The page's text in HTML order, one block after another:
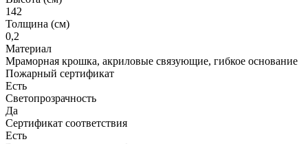
142
Толщина (см)
0,2
Материал
Мраморная крошка, акриловые связующие, гибкое основание
Пожарный сертификат
Есть
Светопрозрачность
Да
Сертификат соответствия
Есть